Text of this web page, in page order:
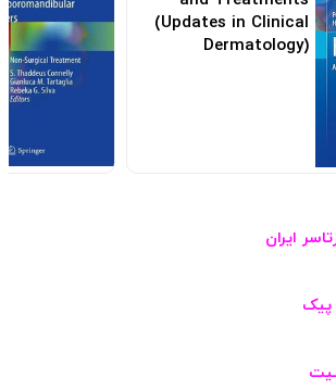
(Updates in Clinical
Dermatology)
ایران
پیک